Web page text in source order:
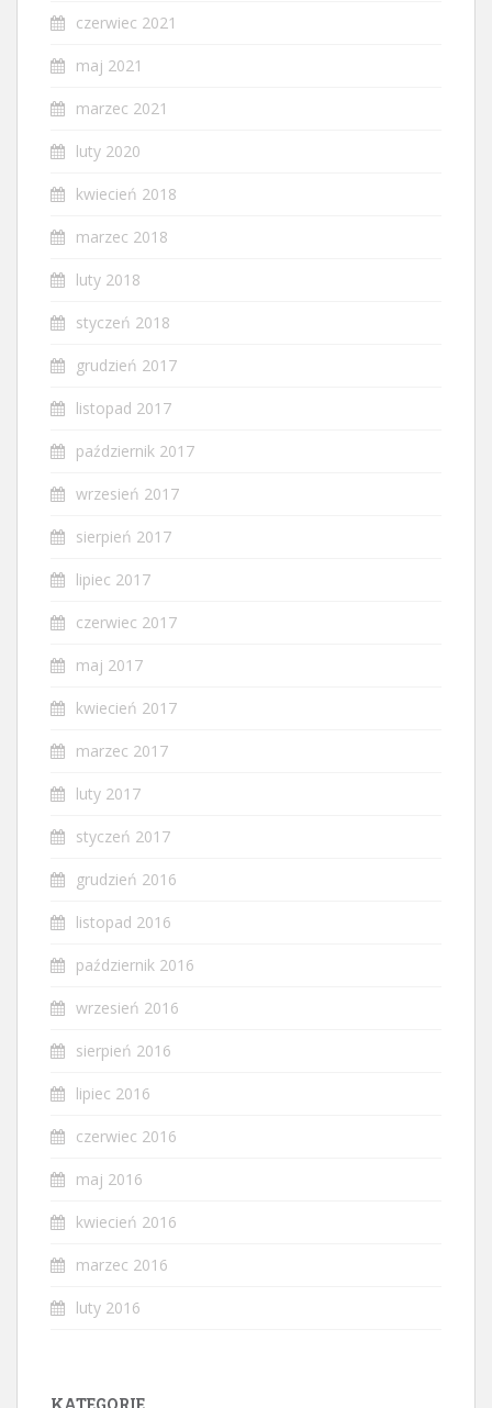
czerwiec 2021
maj 2021
marzec 2021
luty 2020
kwiecień 2018
marzec 2018
luty 2018
styczeń 2018
grudzień 2017
listopad 2017
październik 2017
wrzesień 2017
sierpień 2017
lipiec 2017
czerwiec 2017
maj 2017
kwiecień 2017
marzec 2017
luty 2017
styczeń 2017
grudzień 2016
listopad 2016
październik 2016
wrzesień 2016
sierpień 2016
lipiec 2016
czerwiec 2016
maj 2016
kwiecień 2016
marzec 2016
luty 2016